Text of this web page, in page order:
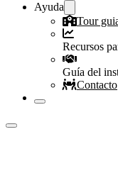
Ayuda
Tour
Recursos
Guía del
Contacto